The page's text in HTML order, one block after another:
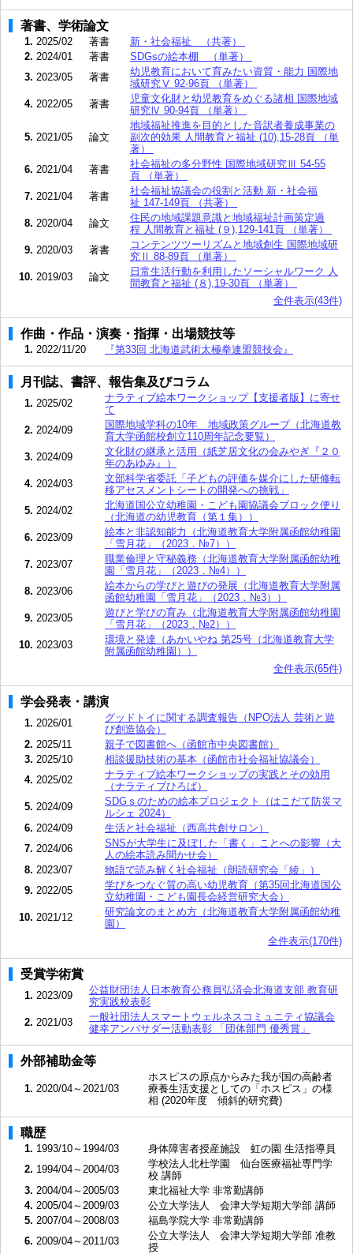
著書、学術論文
1. 2025/02 著書
新・社会福祉 （共著）
2. 2024/01 著書
SDGsの絵本棚 （単著）
3. 2023/05 著書
幼児教育において育みたい資質・能力 国際地
域研究Ⅴ 92-96頁 （単著）
4. 2022/05 著書
児童文化財と幼児教育をめぐる諸相 国際地域
研究Ⅳ 90-94頁 （単著）
5. 2021/05 論文
地域福祉推進を目的とした音訳者養成事業の
副次的効果 人間教育と福祉 (10),15-28頁 （単
著）
6. 2021/04 著書
社会福祉の多分野性 国際地域研究Ⅲ 54-55
頁 （単著）
7. 2021/04 著書
社会福祉協議会の役割と活動 新・社会福
祉 147-149頁 （共著）
8. 2020/04 論文
住民の地域課題意識と地域福祉計画策定過
程 人間教育と福祉 (９),129-141頁 （単著）
9. 2020/03 著書
コンテンツツーリズムと地域創生 国際地域研
究Ⅱ 88-89頁 （単著）
10. 2019/03 論文
日常生活行動を利用したソーシャルワーク 人
間教育と福祉 (８),19-30頁 （単著）
全件表示(43件)
作曲・作品・演奏・指揮・出場競技等
1. 2022/11/20 『第33回 北海道武術太極拳連盟競技会』
月刊誌、書評、報告集及びコラム
1. 2025/02
ナラティブ絵本ワークショップ【支援者版】に寄せ
て
2. 2024/09
国際地域学科の10年 地域政策グループ（北海道教
育大学函館校創立110周年記念要覧）
3. 2024/09
文化財の継承と活用（紙芝居文化の会みやぎ『２０
年のあゆみ』）
4. 2024/03
文部科学省委託「子どもの評価を媒介にした研修転
移アセスメントシートの開発への挑戦」
5. 2024/02
北海道国公立幼稚園・こども園協議会ブロック便り
（北海道の幼児教育（第１集））
6. 2023/09
絵本と非認知能力（北海道教育大学附属函館幼稚園
「雪月花」（2023．№7））
7. 2023/07
職業倫理と守秘義務（北海道教育大学附属函館幼稚
園「雪月花」（2023．№4））
8. 2023/06
絵本からの学びと遊びの発展（北海道教育大学附属
函館幼稚園「雪月花」（2023．№3））
9. 2023/05
遊びと学びの育み（北海道教育大学附属函館幼稚園
「雪月花」（2023．№2））
10. 2023/03
環境と発達（あかいやね 第25号（北海道教育大学
附属函館幼稚園））
全件表示(65件)
学会発表・講演
1. 2026/01
グッドトイに関する調査報告（NPO法人 芸術と遊
び創造協会）
2. 2025/11
親子で図書館へ（函館市中央図書館）
3. 2025/10
相談援助技術の基本（函館市社会福祉協議会）
4. 2025/02
ナラティブ絵本ワークショップの実践とその効用
（ナラティブひろば）
5. 2024/09
SDGｓのための絵本プロジェクト（はこだて防災マ
ルシェ 2024）
6. 2024/09
生活と社会福祉（西高共創サロン）
7. 2024/06
SNSが大学生に及ぼした「書く」ことへの影響（大
人の絵本読み聞かせ会）
8. 2023/07
物語で読み解く社会福祉（朗読研究会「綾」）
9. 2022/05
学びをつなぐ質の高い幼児教育（第35回北海道国公
立幼稚園・こども園長会経営研究大会）
10. 2021/12
研究論文のまとめ方（北海道教育大学附属函館幼稚
園）
全件表示(170件)
受賞学術賞
1. 2023/09
公益財団法人日本教育公務員弘済会北海道支部 教育研
究実践校表彰
2. 2021/03
一般社団法人スマートウェルネスコミュニティ協議会
健幸アンバサダー活動表彰 「団体部門 優秀賞」
外部補助金等
1. 2020/04～2021/03
ホスピスの原点からみた我が国の高齢者
療養生活支援としての「ホスピス」の様
相 (2020年度 傾斜的研究費)
職歴
1. 1993/10～1994/03
身体障害者授産施設 虹の園 生活指導員
2. 1994/04～2004/03
学校法人北杜学園 仙台医療福祉専門学
校 講師
3. 2004/04～2005/03
東北福祉大学 非常勤講師
4. 2005/04～2009/03
公立大学法人 会津大学短期大学部 講師
5. 2007/04～2008/03
福島学院大学 非常勤講師
6. 2009/04～2011/03
公立大学法人 会津大学短期大学部 准教
授